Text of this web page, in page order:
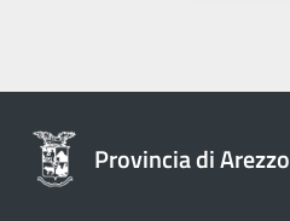
Provincia di Arezzo